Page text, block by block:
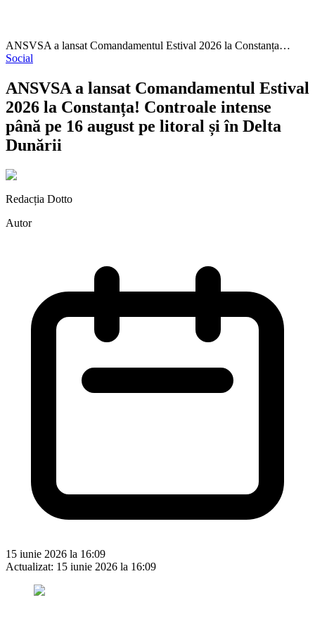
ANSVSA a lansat Comandamentul Estival 2026 la Constanța…
Social
ANSVSA a lansat Comandamentul Estival
2026 la Constanța! Controale intense
până pe 16 august pe litoral și în Delta
Dunării
Redacția Dotto
Autor
15 iunie 2026 la 16:09
Actualizat: 15 iunie 2026 la 16:09